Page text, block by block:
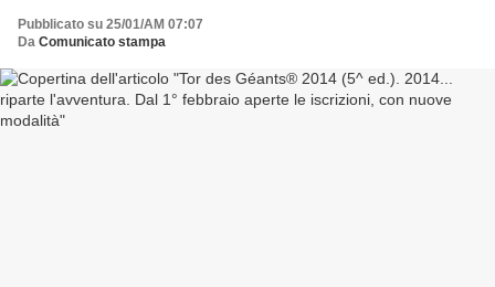
Pubblicato su 25/01/AM 07:07
Da Comunicato stampa